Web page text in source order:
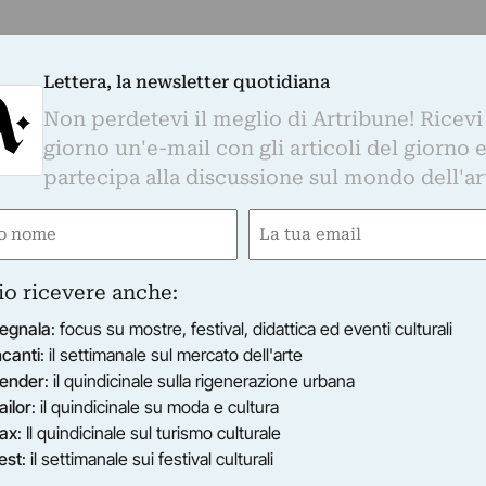
STROZZI - CENTRO PER L'ARTE CONTEMPORANEA
Vannoni - L'odore dell'India
mostra presenta una selezione di immagini
artistico, scattate in diverse città dell’India.
Lettera, la newsletter quotidiana
Non perdetevi il meglio di Artribune! Ricevi
giorno un'e-mail con gli articoli del giorno e
partecipa alla discussione sul mondo
Email
ricevere anche:
: focus su mostre, festival, didattica ed eventi culturali
: il settimanale sul mercato dell'arte
: il quindicinale sulla rigenerazione urbana
: il quindicinale su moda e cultura
: Il quindicinale sul turismo culturale
: il settimanale sui festival culturali